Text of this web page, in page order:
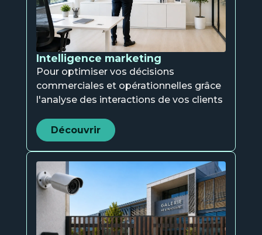
l'analyse des interactions de vos clients
Découvrir
Sécurité électronique
Pour protéger les biens et les personnes
Intelligence marketing
Pour optimiser vos décisions
commerciales et opérationnelles grâce
l'analyse des interactions de vos clients
Découvrir